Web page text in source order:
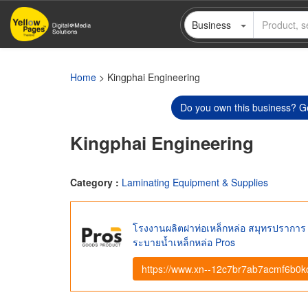
Skip
main
Business
Home > Kingphai Engineering
Do you own this business?
Kingphai Engineering
Category : Laminating Equipment & Supplies
โรงงานผลิตฝาท่อเหล็กหล่อ สมุทรปรากา
ระบายน้ำเหล็กหล่อ Pros
https://www.xn--